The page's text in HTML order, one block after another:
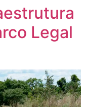
Legal